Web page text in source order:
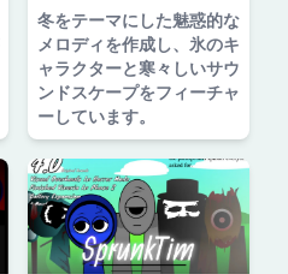
冬をテーマにした魅惑的な
メロディを作成し、氷のキ
ャラクターと寒々しいサウ
ンドスケープをフィーチャ
ーしています。